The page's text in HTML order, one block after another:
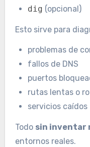
dig (opcional)
Esto sirve para
problemas de
fallos de DNS
puertos
rutas lentas o
servicios caídos
Todo sin inventar
entornos reales.